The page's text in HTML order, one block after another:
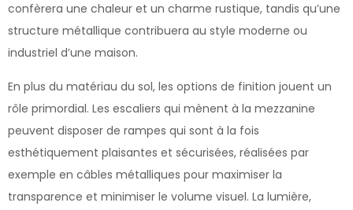
confèrera une chaleur et un charme rustique, tandis qu’une
structure métallique contribuera au style moderne ou
industriel d’une maison.
En plus du matériau du sol, les options de finition jouent un
rôle primordial. Les escaliers qui mènent à la mezzanine
peuvent disposer de rampes qui sont à la fois
esthétiquement plaisantes et sécurisées, réalisées par
exemple en câbles métalliques pour maximiser la
transparence et minimiser le volume visuel. La lumière,